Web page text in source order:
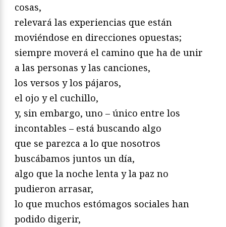
cosas,
relevará las experiencias que están
moviéndose en direcciones opuestas;
siempre moverá el camino que ha de unir
a las personas y las canciones,
los versos y los pájaros,
el ojo y el cuchillo,
y, sin embargo, uno – único entre los
incontables – está buscando algo
que se parezca a lo que nosotros
buscábamos juntos un día,
algo que la noche lenta y la paz no
pudieron arrasar,
lo que muchos estómagos sociales han
podido digerir,